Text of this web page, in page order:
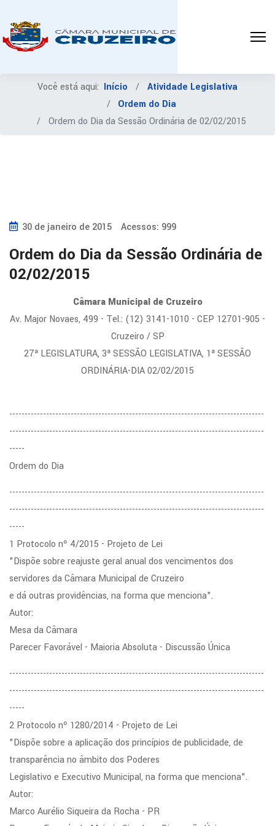
Você está aqui: Início
Atividade Legislativa
Ordem do Dia
Ordem do Dia da Sessão Ordinária de 02/02/2015
30 de janeiro de 2015 Acessos: 999
Ordem do Dia da Sessão Ordinária de
02/02/2015
Câmara Municipal de Cruzeiro
Av. Major Novaes, 499 - Tel.: (12) 3141-1010 - CEP 12701-905 -
Cruzeiro / SP
27ª LEGISLATURA, 3ª SESSÃO LEGISLATIVA, 1ª SESSÃO
ORDINÁRIA-DIA 02/02/2015
-----------------------------------------------------------------------------------
-----------------------------------------------------------------------------------
-----
Ordem do Dia
-----------------------------------------------------------------------------------
-----------------------------------------------------------------------------------
-----
1 Protocolo nº 4/2015 - Projeto de Lei
"Dispõe sobre reajuste geral anual dos vencimentos dos
servidores da Câmara Municipal de Cruzeiro
e dá outras providências, na forma que menciona".
Autor:
Mesa da Câmara
Parecer Favorável - Maioria Absoluta - Discussão Única
-----------------------------------------------------------------------------------
-----------------------------------------------------------------------------------
-----
2 Protocolo nº 1280/2014 - Projeto de Lei
"Dispõe sobre a aplicação dos princípios de publicidade, de
transparência no âmbito dos Poderes
Legislativo e Executivo Municipal, na forma que menciona".
Autor:
Marco Aurélio Siqueira da Rocha - PR